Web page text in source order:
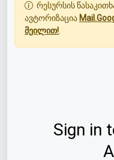
რესურსის
ავტორიზაცია
მეილით!